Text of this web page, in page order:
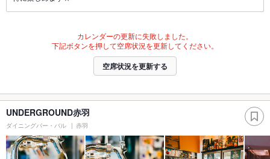
カレンダーの更新に失敗しました。
下記ボタンを押して空席状況を更新してください。
空席状況を更新する
UNDERGROUND赤羽
ダイニングバー・バル 赤羽